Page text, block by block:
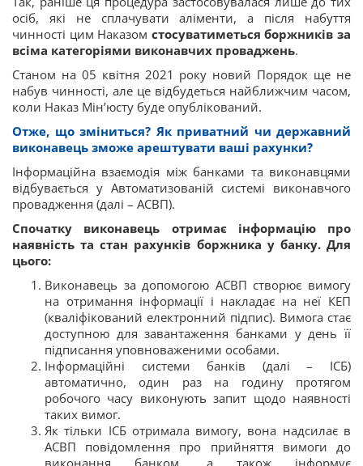
осіб, які не сплачувати аліменти, а після набуття
чинності цим Наказом стосуватиметься боржників за
всіма категоріями виконавчих проваджень.
Станом на 05 квітня 2021 року новий Порядок ще не
набув чинності, але це відбудеться найближчим часом,
коли Наказ Мін’юсту буде опублікований.
Отже, що зміниться? Як приватний чи державний
виконавець зможе арештувати ваші рахунки?
Інформаційна взаємодія між банками та виконавцями
відбувається у Автоматизованій системі виконавчого
провадження (далі – АСВП).
Спочатку виконавець отримає інформацію про
наявність та стан рахунків боржника у банку. Для
цього:
Виконавець за допомогою АСВП створює вимогу
на отримання інформації і накладає на неї КЕП
(кваліфікований електронний підпис). Вимога стає
доступною для завантаження банками у день її
підписання уповноваженими особами.
Інформаційні системи банків (далі – ІСБ)
автоматично, один раз на годину протягом
робочого часу виконують запит щодо наявності
таких вимог.
Як тільки ІСБ отримала вимогу, вона надсилає в
АСВП повідомлення про прийняття вимоги до
виконання банком, а також інформує